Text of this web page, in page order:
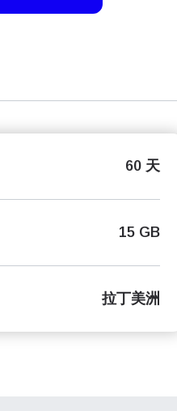
60 天
15 GB
拉丁美洲